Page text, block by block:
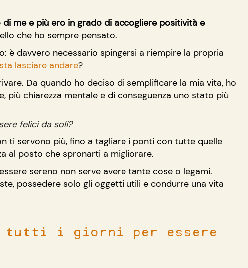
me e più ero in grado di accogliere positività e
che ho sempre pensato.
è davvero necessario spingersi a riempire la propria
lasciare andare?
Da quando ho deciso di semplificare la mia vita, ho
più chiarezza mentale e di conseguenza uno stato più
felici da soli?
ti servono più, fino a tagliare i ponti con tutte quelle
al posto che spronarti a migliorare.
sereno non serve avere tante cose o legami.
possedere solo gli oggetti utili e condurre una vita
tutti i giorni per essere